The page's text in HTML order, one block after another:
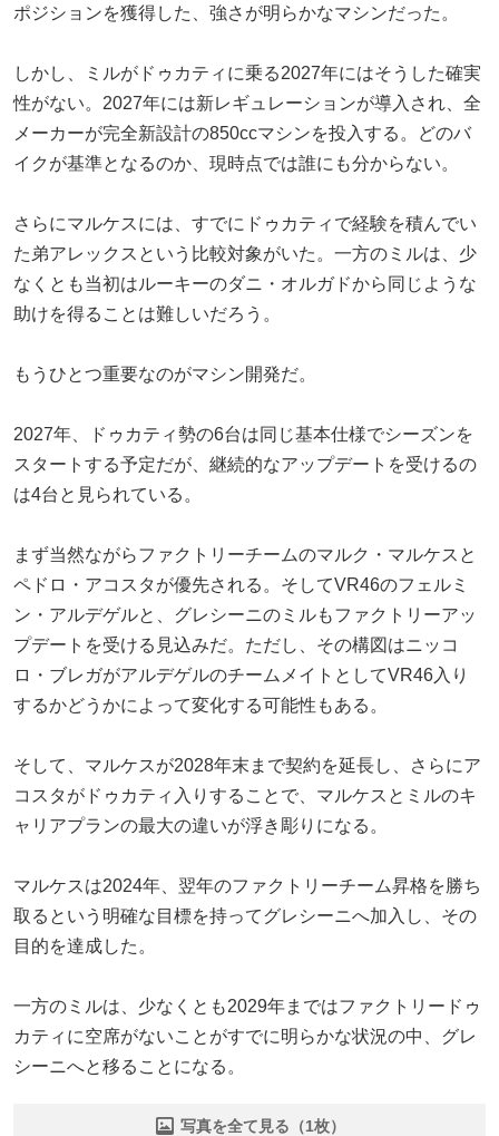
ポジションを獲得した、強さが明らかなマシンだった。
しかし、ミルがドゥカティに乗る2027年にはそうした確実
性がない。2027年には新レギュレーションが導入され、全
メーカーが完全新設計の850ccマシンを投入する。どのバ
イクが基準となるのか、現時点では誰にも分からない。
さらにマルケスには、すでにドゥカティで経験を積んでい
た弟アレックスという比較対象がいた。一方のミルは、少
なくとも当初はルーキーのダニ・オルガドから同じような
助けを得ることは難しいだろう。
もうひとつ重要なのがマシン開発だ。
2027年、ドゥカティ勢の6台は同じ基本仕様でシーズンを
スタートする予定だが、継続的なアップデートを受けるの
は4台と見られている。
まず当然ながらファクトリーチームのマルク・マルケスと
ペドロ・アコスタが優先される。そしてVR46のフェルミ
ン・アルデゲルと、グレシーニのミルもファクトリーアッ
プデートを受ける見込みだ。ただし、その構図はニッコ
ロ・ブレガがアルデゲルのチームメイトとしてVR46入り
するかどうかによって変化する可能性もある。
そして、マルケスが2028年末まで契約を延長し、さらにア
コスタがドゥカティ入りすることで、マルケスとミルのキ
ャリアプランの最大の違いが浮き彫りになる。
マルケスは2024年、翌年のファクトリーチーム昇格を勝ち
取るという明確な目標を持ってグレシーニへ加入し、その
目的を達成した。
一方のミルは、少なくとも2029年まではファクトリードゥ
カティに空席がないことがすでに明らかな状況の中、グレ
シーニへと移ることになる。
写真を全て見る（1枚）